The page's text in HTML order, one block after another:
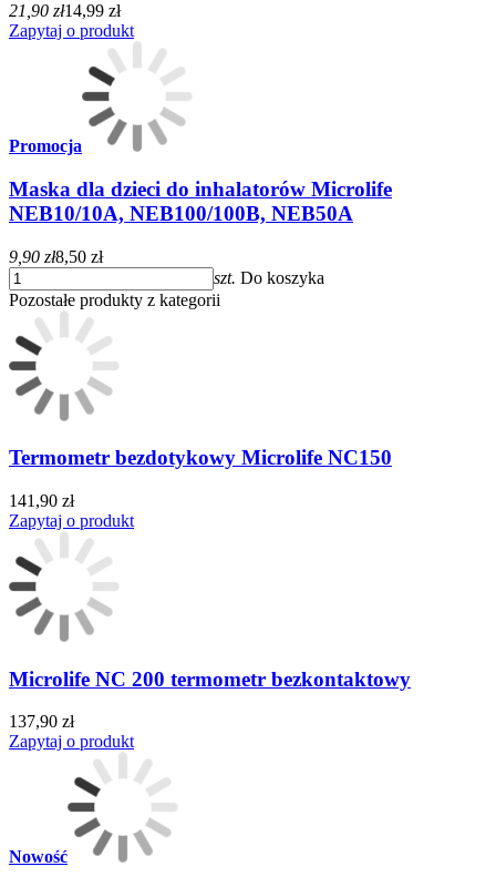
21,90 zł14,99 zł
Zapytaj o produkt
Promocja
Maska dla dzieci do inhalatorów Microlife
NEB10/10A, NEB100/100B, NEB50A
9,90 zł8,50 zł
szt. Do koszyka
Pozostałe produkty z kategorii
Termometr bezdotykowy Microlife NC150
141,90 zł
Zapytaj o produkt
Microlife NC 200 termometr bezkontaktowy
137,90 zł
Zapytaj o produkt
Nowość